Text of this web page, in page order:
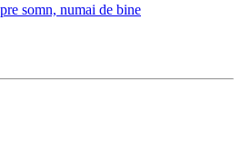
somn, numai de bine